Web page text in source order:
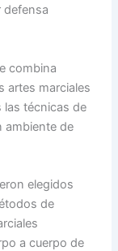
defensa
combina
artes marciales
las técnicas de
ambiente de
elegidos
de
a cuerpo de